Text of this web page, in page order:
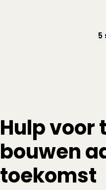
5
Hulp voor
bouwen
toekomst